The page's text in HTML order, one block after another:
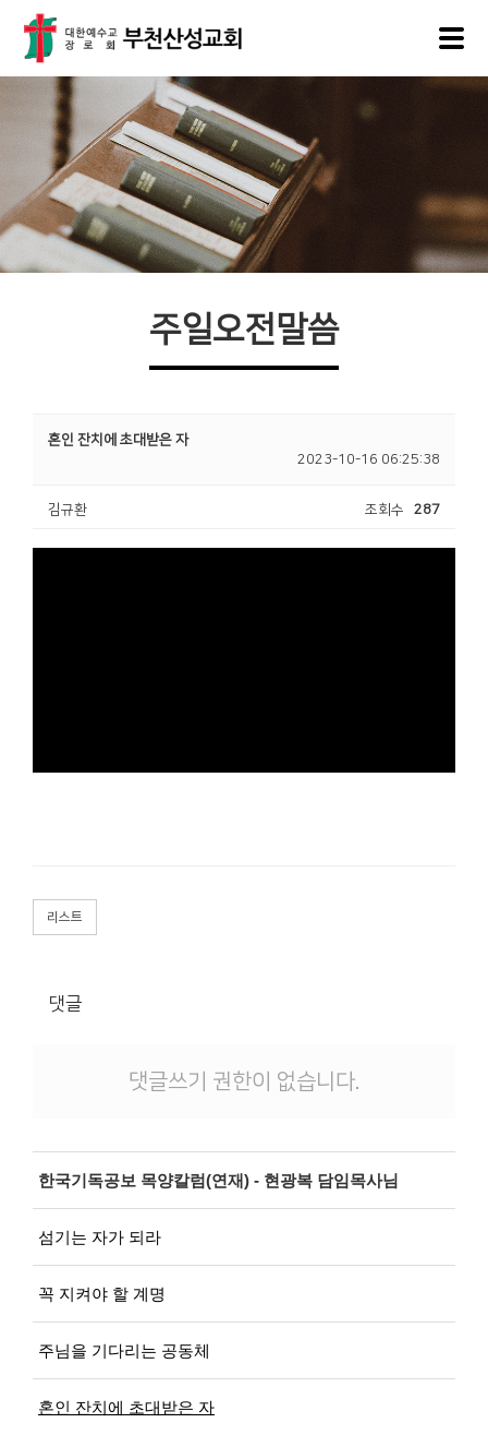
주일오전말씀
혼인 잔치에 초대받은 자
2023-10-16 06:25:38
김규환 조회수 287
리스트
댓글
댓글쓰기 권한이 없습니다.
한국기독공보 목양칼럼(연재) - 현광복 담임목사님
섬기는 자가 되라
꼭 지켜야 할 계명
주님을 기다리는 공동체
혼인 잔치에 초대받은 자